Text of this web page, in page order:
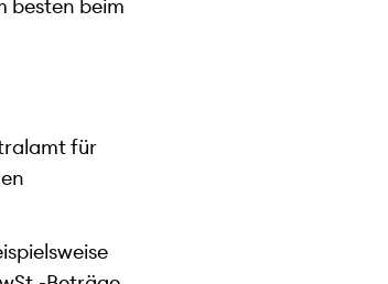
besten beim
für